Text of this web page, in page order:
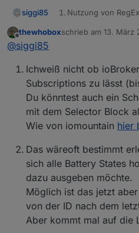
siggi85
Nutzung von
Damit kann man
hinzukommen
kann nicht
Dynamischer,
Ich habe teilweise
exportiert und als
damit ich einen
nutzen
Wenn ich einen
"Wohnzimmer
Temperatur
liegt, dann kann
Baustein "Name"
Offline
thewhoboxschrieb am 13. März
zuletzt editiert von
@siggi85
Ichweiß nicht ob
Subscriptions zu lässt
Du könntest auch ein
mit dem Selector Block
Wie von iomountain hier
Das wäreoft bestimmt
sich alle Battery States
dazu ausgeben möchte.
Möglich ist das jetzt
von der ID nach dem
Aber kommt mal auf die